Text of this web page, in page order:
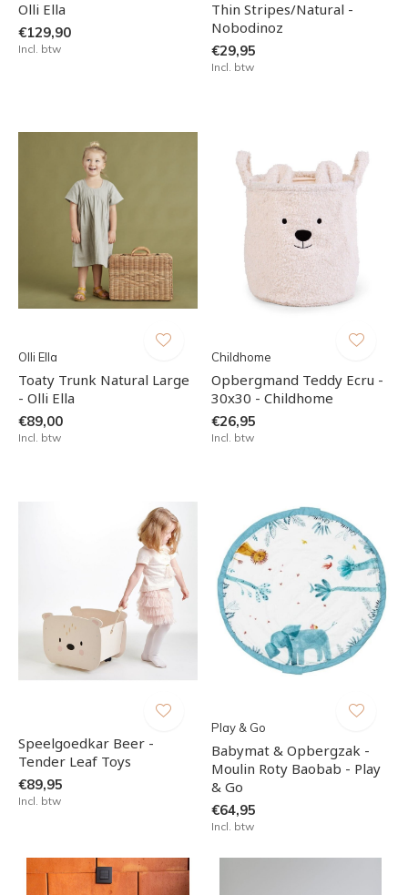
Olli Ella
€129,90
Incl. btw
Thin Stripes/Natural -
Nobodinoz
€29,95
Incl. btw
Olli Ella
Toaty Trunk Natural Large
- Olli Ella
€89,00
Incl. btw
Childhome
Opbergmand Teddy Ecru -
30x30 - Childhome
€26,95
Incl. btw
Speelgoedkar Beer -
Tender Leaf Toys
€89,95
Incl. btw
Play & Go
Babymat & Opbergzak -
Moulin Roty Baobab - Play
& Go
€64,95
Incl. btw